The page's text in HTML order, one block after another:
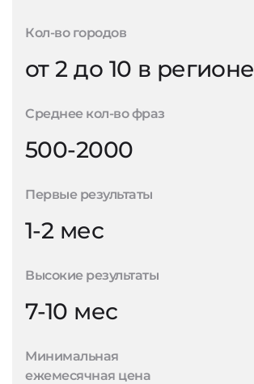
Кол-во городов
от 2 до 10 в регионе
Среднее кол-во фраз
500-2000
Первые результаты
1-2 мес
Высокие результаты
7-10 мес
Минимальная
ежемесячная цена